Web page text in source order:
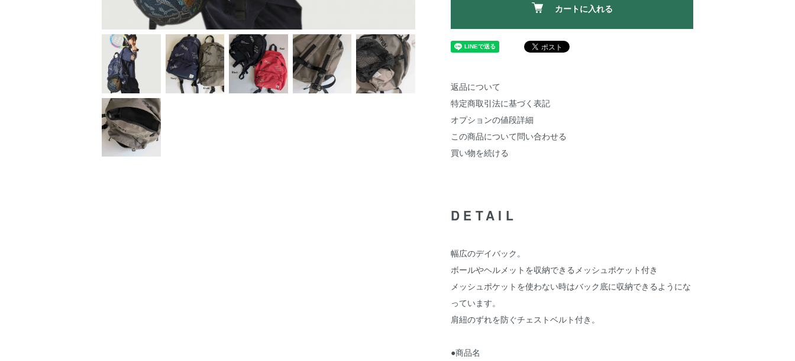
カートに入れる
返品について
特定商取引法に基づく表記
オプションの値段詳細
この商品について問い合わせる
買い物を続ける
DETAIL
幅広のデイバック。
ボールやヘルメットを収納できるメッシュポケット付き
メッシュポケットを使わない時はバック底に収納できるようにな
っています。
肩紐のずれを防ぐチェストベルト付き。
●商品名